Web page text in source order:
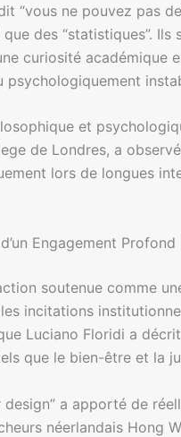
“vous ne pouvez pas
que des “statistiques”.
curiosité académique
psychologiquement
et
de Londres, a
lors de longues
Engagement Profond
soutenue comme
incitations
Luciano Floridi a
que le bien-être et la
design” a apporté de
néerlandais Hong